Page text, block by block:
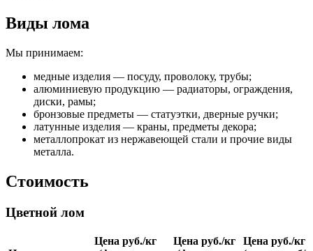
Виды лома
Мы принимаем:
медные изделия — посуду, проволоку, трубы;
алюминиевую продукцию — радиаторы, ограждения,
диски, рамы;
бронзовые предметы — статуэтки, дверные ручки;
латунные изделия — краны, предметы декора;
металлопрокат из нержавеющей стали и прочие виды
металла.
Стоимость
Цветной лом
Цена руб./кг
Цена руб./кг
Цена руб./кг